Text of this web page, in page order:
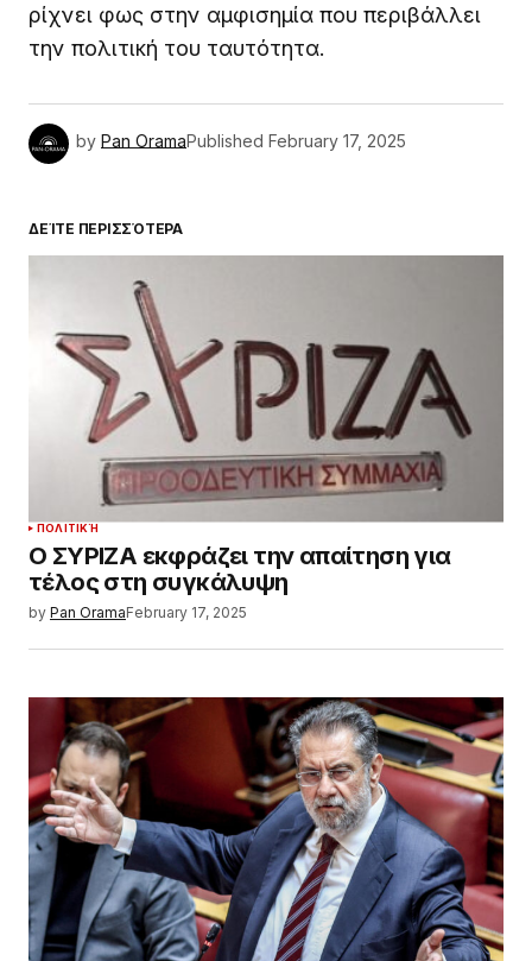
ρίχνει φως στην αμφισημία που περιβάλλει
την πολιτική του ταυτότητα.
by Pan OramaPublished February 17, 2025
ΔΕΊΤΕ ΠΕΡΙΣΣΌΤΕΡΑ
ΠΟΛΙΤΙΚΉ
Ο ΣΥΡΙΖΑ εκφράζει την απαίτηση για
τέλος στη συγκάλυψη
by Pan OramaFebruary 17, 2025